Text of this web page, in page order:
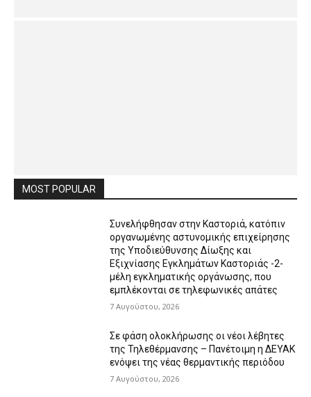
MOST POPULAR
Συνελήφθησαν στην Καστοριά, κατόπιν
οργανωμένης αστυνομικής επιχείρησης
της Υποδιεύθυνσης Δίωξης και
Εξιχνίασης Εγκλημάτων Καστοριάς -2-
μέλη εγκληματικής οργάνωσης, που
εμπλέκονται σε τηλεφωνικές απάτες
7 Αυγούστου, 2026
Σε φάση ολοκλήρωσης οι νέοι λέβητες
της Τηλεθέρμανσης – Πανέτοιμη η ΔΕΥΑΚ
ενόψει της νέας θερμαντικής περιόδου
7 Αυγούστου, 2026